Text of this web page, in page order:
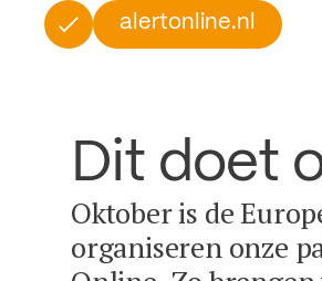
alertonline.nl
Dit doet
Oktober is de
organiseren onze